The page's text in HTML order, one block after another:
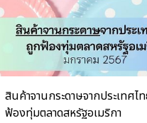
สินค้าจานกระดาษจากประเทศไ
ฟ้องทุ่มตลาดสหรัฐอเมริกา